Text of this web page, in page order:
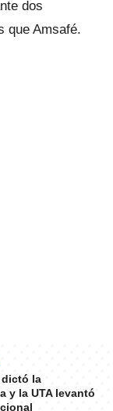
dos
que Amsafé.
dictó la
y la UTA levantó